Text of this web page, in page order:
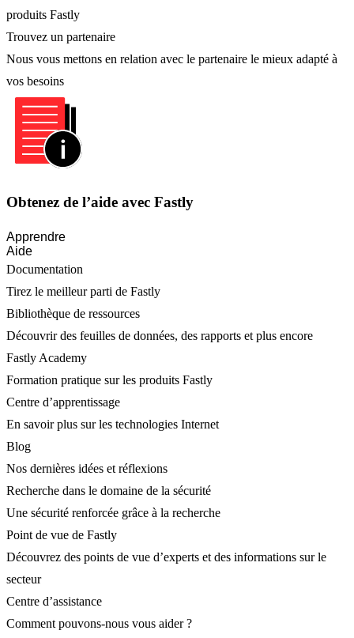
produits Fastly
Trouvez un partenaire
Nous vous mettons en relation avec le partenaire le mieux adapté à
vos besoins
Obtenez de l’aide avec Fastly
Apprendre
Aide
Documentation
Tirez le meilleur parti de Fastly
Bibliothèque de ressources
Découvrir des feuilles de données, des rapports et plus encore
Fastly Academy
Formation pratique sur les produits Fastly
Centre d’apprentissage
En savoir plus sur les technologies Internet
Blog
Nos dernières idées et réflexions
Recherche dans le domaine de la sécurité
Une sécurité renforcée grâce à la recherche
Point de vue de Fastly
Découvrez des points de vue d’experts et des informations sur le
secteur
Centre d’assistance
Comment pouvons-nous vous aider ?